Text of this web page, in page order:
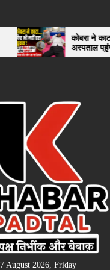
कोबरा ने काटा तो उसी को डिब्बे
अस्पताल पहुंचा युवक, अस्पताल
भी रह गए हैरान
7 August 2026, Friday